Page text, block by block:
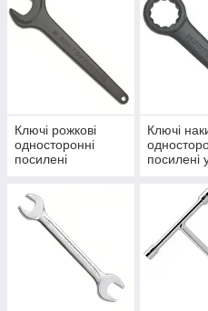
Ключі рожкові
односторонні
посилені
Ключі
посилені